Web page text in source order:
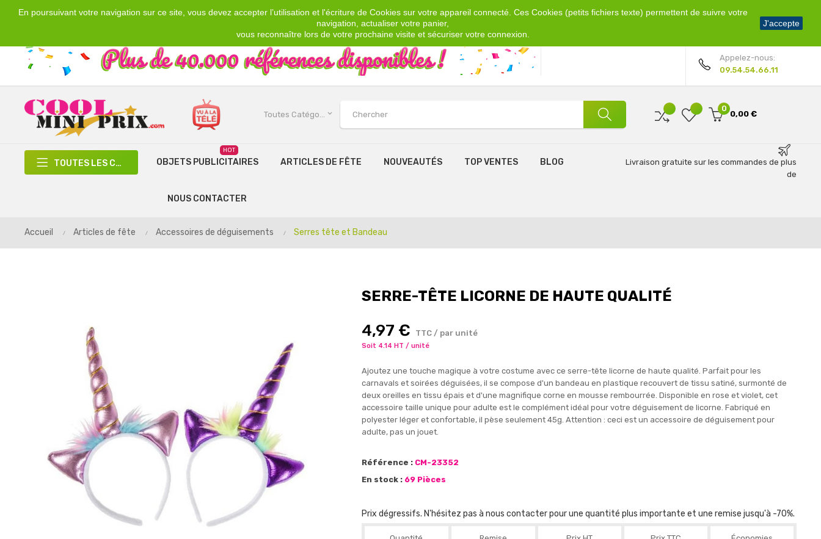
En poursuivant votre navigation sur ce site, vous devez accepter l’utilisation et l'écriture de Cookies sur votre appareil connecté. Ces Cookies (petits fichiers texte) permettent de suivre votre
navigation, actualiser votre panier,
vous reconnaître lors de votre prochaine visite et sécuriser votre connexion.
J'accepte
Emplacement
Devise
Bienvenue !
Mon compte
Appelez-nous:
09.54.54.66.11
Toutes Catégories keyboard_arrow_down
0
0,00 €
TOUTES LES CATÉGORIES OBJETS PUBLICITAIRES
HOT
ARTICLES DE FÊTE NOUVEAUTÉS TOP VENTES BLOG
NOUS CONTACTER
Livraison gratuite sur les commandes de plus
de
Accueil Articles de fête Accessoires de déguisements Serres tête et Bandeau
SERRE-TÊTE LICORNE DE HAUTE QUALITÉ
4,97 € TTC / par unité
Soit 4.14 HT / unité
Ajoutez une touche magique à votre costume avec ce serre-tête licorne de haute qualité. Parfait pour les
carnavals et soirées déguisées, il se compose d'un bandeau en plastique recouvert de tissu satiné, surmonté de
deux oreilles en tissu épais et d'une magnifique corne en mousse rembourrée. Disponible en rose et violet, cet
accessoire taille unique pour adulte est le complément idéal pour votre déguisement de licorne. Fabriqué en
polyester léger et confortable, il pèse seulement 45g. Attention : ceci est un accessoire de déguisement pour
adulte, pas un jouet.
Référence : CM-23352
En stock : 69 Pièces
Prix dégressifs. N'hésitez pas à nous contacter pour une quantité plus importante et une remise jusqu'à -70%.